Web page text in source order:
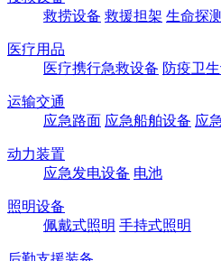
救捞设备 救援担架 生命探
医疗用品
医疗携行急救设备 防疫卫
运输交通
应急路面 应急船舶设备 应
动力装置
应急发电设备 电池
照明设备
佩戴式照明 手持式照明